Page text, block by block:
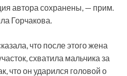
автора сохранены, — прим.
Горчакова.
что после этого жена
схватила мальчика за
что он ударился головой о